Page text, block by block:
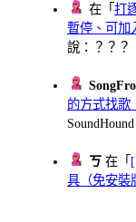
在「打
暫停、可加
說：？？？
的方式找歌
ㄎ 在「
具（免安裝